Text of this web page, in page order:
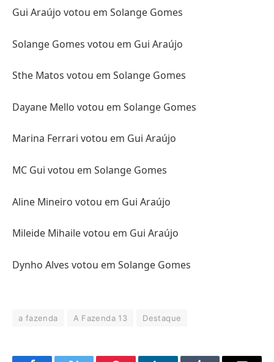
Gui Araújo votou em Solange Gomes
Solange Gomes votou em Gui Araújo
Sthe Matos votou em Solange Gomes
Dayane Mello votou em Solange Gomes
Marina Ferrari votou em Gui Araújo
MC Gui votou em Solange Gomes
Aline Mineiro votou em Gui Araújo
Mileide Mihaile votou em Gui Araújo
Dynho Alves votou em Solange Gomes
a fazenda A Fazenda 13 Destaque